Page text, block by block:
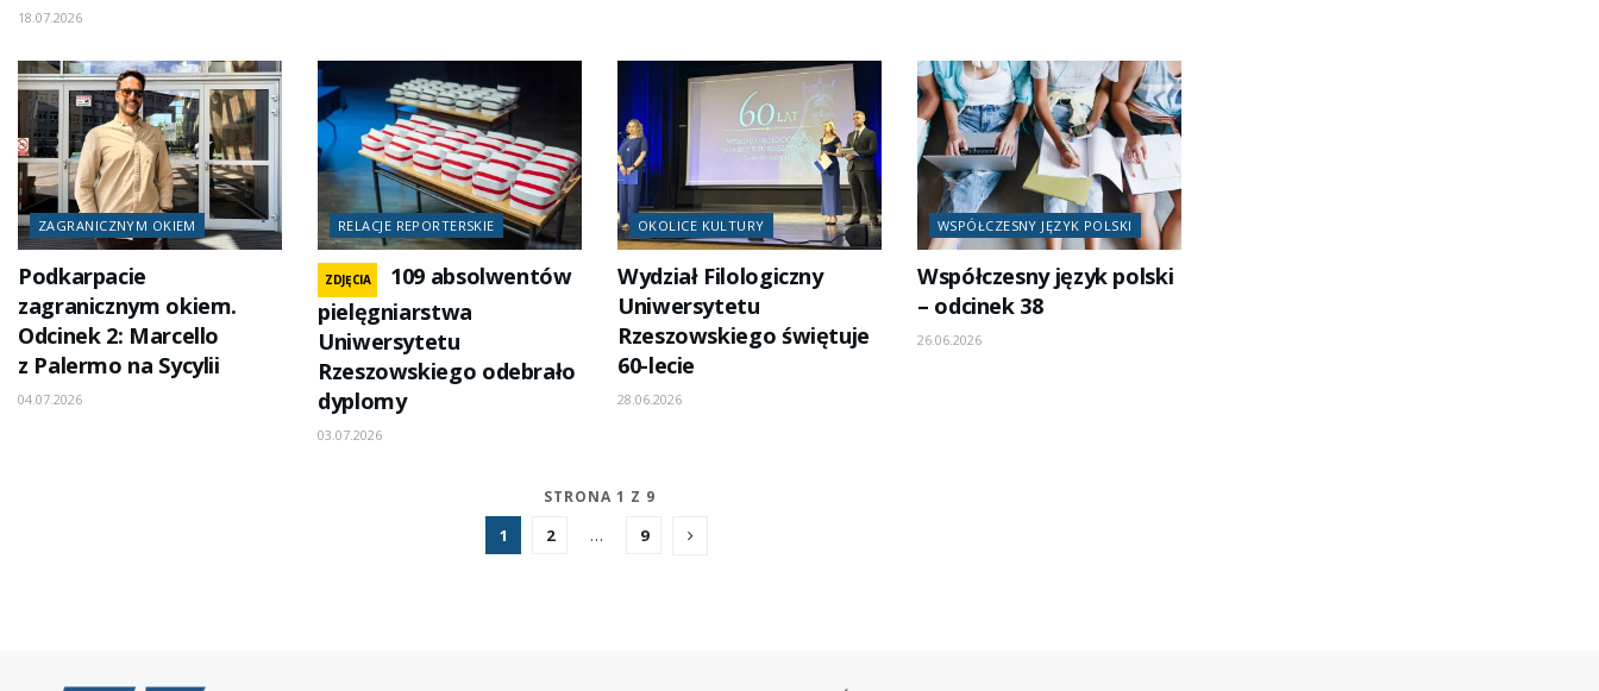
18.07.2026
ZAGRANICZNYM OKIEM
Podkarpacie
zagranicznym okiem.
Odcinek 2: Marcello
z Palermo na Sycylii
04.07.2026
RELACJE REPORTERSKIE
ZDJĘCIA
109 absolwentów
pielęgniarstwa
Uniwersytetu
Rzeszowskiego odebrało
dyplomy
03.07.2026
OKOLICE KULTURY
Wydział Filologiczny
Uniwersytetu
Rzeszowskiego świętuje
60-lecie
28.06.2026
WSPÓŁCZESNY JĘZYK POLSKI
Współczesny język polski
– odcinek 38
26.06.2026
STRONA 1 Z 9
1 2 … 9